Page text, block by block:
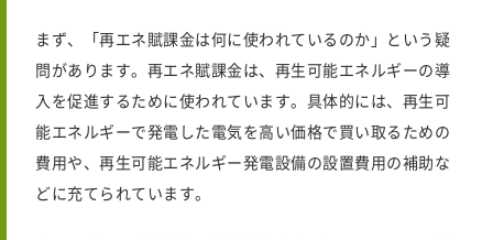
まず、「再エネ賦課金は何に使われているのか」という疑
問があります。再エネ賦課金は、再生可能エネルギーの導
入を促進するために使われています。具体的には、再生可
能エネルギーで発電した電気を高い価格で買い取るための
費用や、再生可能エネルギー発電設備の設置費用の補助な
どに充てられています。